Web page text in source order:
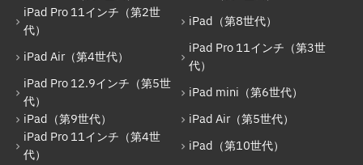
iPad Pro 12.9インチ（第3世代）
iPad Pro 11インチ（第1世代）
iPad mini（第5世代）
iPad（第7世代）
iPad Pro 11インチ（第2世代）
iPad Pro 11インチ（第2世
代）
iPad（第8世代）
iPad Air（第4世代）
iPad Pro 11インチ（第3世
代）
iPad Pro 12.9インチ（第5世
代）
iPad mini（第6世代）
iPad（第9世代）
iPad Air（第5世代）
iPad Pro 11インチ（第4世
代）
iPad（第10世代）